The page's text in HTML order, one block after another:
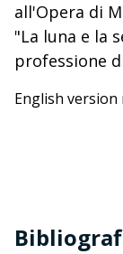
all'Opera di
"La luna e la
professione
English version